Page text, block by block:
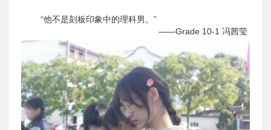
“他不是刻板印象中的理科男。”
——Grade 10-1 冯茜莹